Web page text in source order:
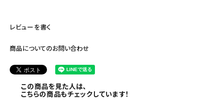
レビューを書く
商品についてのお問い合わせ
この商品を見た人は、
こちらの商品もチェックしています！